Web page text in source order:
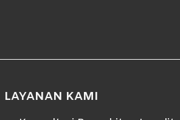
LAYANAN KAMI